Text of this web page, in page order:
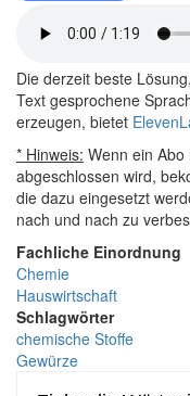
Die derzeit beste
Text gesprochene
erzeugen, bietet
* Hinweis: Wenn ein
abgeschlossen wird,
die dazu eingesetzt
nach und nach zu
Fachliche Einordnung
Chemie
Hauswirtschaft
Schlagwörter
chemische Stoffe
Gewürze